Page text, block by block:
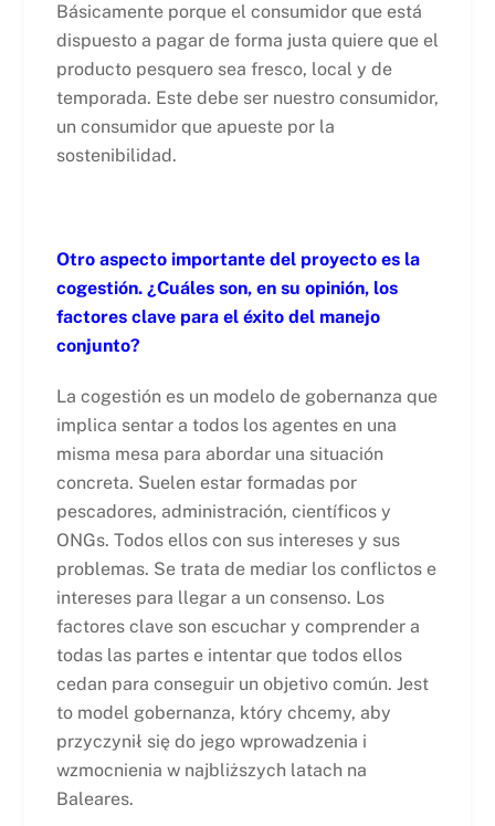
Básicamente porque el consumidor que está
dispuesto a pagar de forma justa quiere que el
producto pesquero sea fresco, local y de
temporada. Este debe ser nuestro consumidor,
un consumidor que apueste por la
sostenibilidad.
Otro aspecto importante del proyecto es la
cogestión. ¿Cuáles son, en su opinión, los
factores clave para el éxito del manejo
conjunto?
La cogestión es un modelo de gobernanza que
implica sentar a todos los agentes en una
misma mesa para abordar una situación
concreta. Suelen estar formadas por
pescadores, administración, científicos y
ONGs. Todos ellos con sus intereses y sus
problemas. Se trata de mediar los conflictos e
intereses para llegar a un consenso. Los
factores clave son escuchar y comprender a
todas las partes e intentar que todos ellos
cedan para conseguir un objetivo común. Jest
to model gobernanza, który chcemy, aby
przyczynił się do jego wprowadzenia i
wzmocnienia w najbliższych latach na
Baleares.